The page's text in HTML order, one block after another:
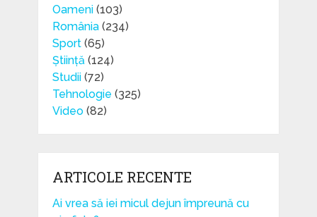
Oameni(103)
România(234)
Sport(65)
Știință(124)
Studii(72)
Tehnologie (325)
Video(82)
ARTICOLE RECENTE
Ai vrea să iei micul dejun împreună cu